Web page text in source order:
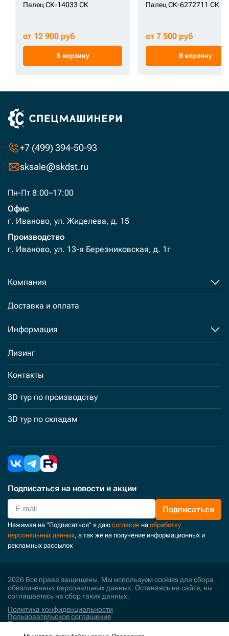
Палец СК-14033 СК
от 12 900 руб
В корзину
Палец СК-6272711 СК
от 7 500 руб
В корзину
+7 (499) 394-50-93
sksale@skdst.ru
Пн-Пт 8:00–17:00
Офис
г. Иваново, ул. Жиделева, д. 15
Производство
г. Иваново, ул. 13-я Березниковская, д. 1г
Компания
Доставка и оплата
Информация
Лизинг
Контакты
3D тур по производству
3D тур по складам
Подписаться на новости и акции
Подписаться
Нажимая на "Подписаться" я даю согласие на обработку
персональных данных, а так же на получение информационных и
рекламных рассылок
2026 Все права защищены. Мы используем cookies для сбора
обезличенных персональных данных. Оставаясь на сайте, вы
соглашаетесь на сбор таких данных.
Политика конфиденциальности
Пользовательское соглашение
Политика обработки персональных данных